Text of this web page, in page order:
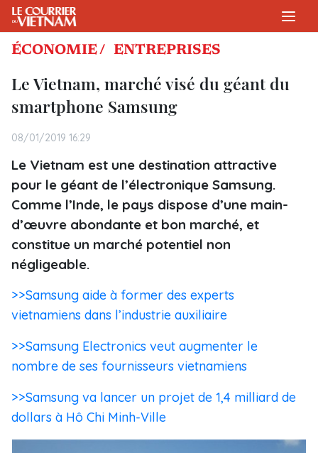
ÉCONOMIE / ENTREPRISES
Le Vietnam, marché visé du géant du
smartphone Samsung
08/01/2019 16:29
Le Vietnam est une destination attractive
pour le géant de l’électronique Samsung.
Comme l’Inde, le pays dispose d’une main-
d’œuvre abondante et bon marché, et
constitue un marché potentiel non
négligeable.
>>Samsung aide à former des experts
vietnamiens dans l’industrie auxiliaire
>>Samsung Electronics veut augmenter le
nombre de ses fournisseurs vietnamiens
>>Samsung va lancer un projet de 1,4 milliard de
dollars à Hô Chi Minh-Ville